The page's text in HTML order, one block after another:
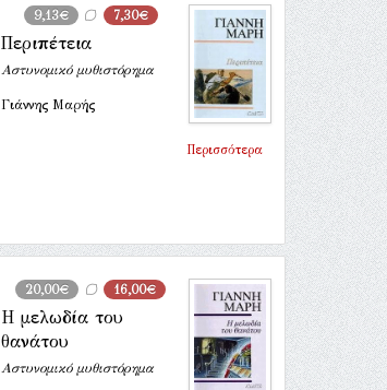
9,13€ 7,30€
Περιπέτεια
Αστυνομικό μυθιστόρημα
Γιάννης Μαρής
Περισσότερα
20,00€ 16,00€
Η μελωδία του
θανάτου
Αστυνομικό μυθιστόρημα